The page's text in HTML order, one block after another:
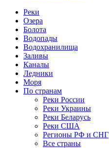
Реки
Озера
Болота
Водопады
Водохранилища
Заливы
Каналы
Ледники
Моря
По странам
Реки России
Реки Украины
Реки Беларусь
Реки США
Регионы РФ и СНГ
Все страны